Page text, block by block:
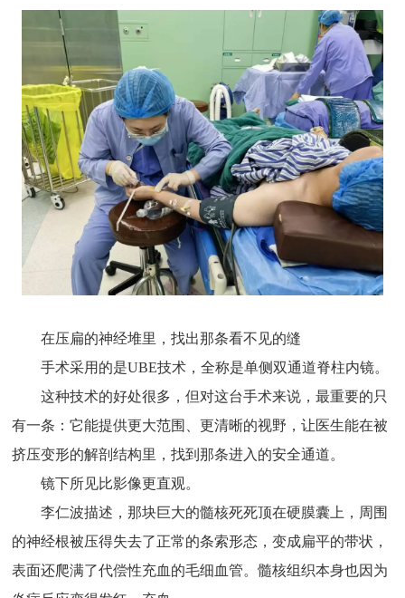
在压扁的神经堆里，找出那条看不见的缝
手术采用的是UBE技术，全称是单侧双通道脊柱内镜。
这种技术的好处很多，但对这台手术来说，最重要的只
有一条：它能提供更大范围、更清晰的视野，让医生能在被
挤压变形的解剖结构里，找到那条进入的安全通道。
镜下所见比影像更直观。
李仁波描述，那块巨大的髓核死死顶在硬膜囊上，周围
的神经根被压得失去了正常的条索形态，变成扁平的带状，
表面还爬满了代偿性充血的毛细血管。髓核组织本身也因为